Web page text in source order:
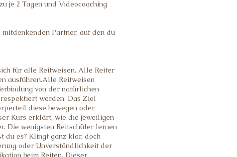
je 2 Tagen und Videocoaching
Partner, auf den du
für alle Reitweisen. Alle Reiter
ausführen.Alle Reitweisen
von der natürlichen
werden. Das Ziel
diese bewegen oder
Kurs erklärt, wie die jeweiligen
Die wenigsten Reitschüler lernen
du es? Klingt ganz klar, doch
oder Unverständlichkeit der
beim Reiten. Dieser